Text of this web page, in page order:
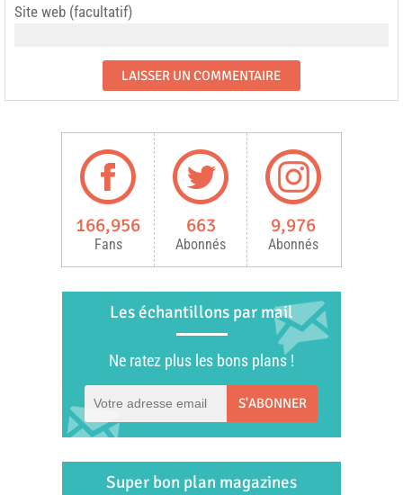
Site web (facultatif)
166,956
Fans
663
Abonnés
9,976
Abonnés
Les échantillons par mail
Ne ratez plus les bons plans !
S'ABONNER
Super bon plan magazines